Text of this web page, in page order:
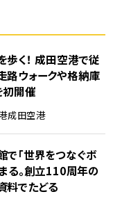
く！ 成田空港で従
路ウォークや格納庫
初開催
成田空港
「世界をつなぐボ
る。創立110周年の
料でたどる